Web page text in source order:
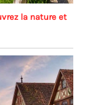
la nature et